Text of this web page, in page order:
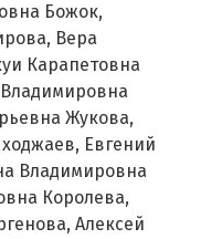
Божок,
Вера
Карапетовна
Жукова,
Евгений
Владимировна
Королева,
Алексей